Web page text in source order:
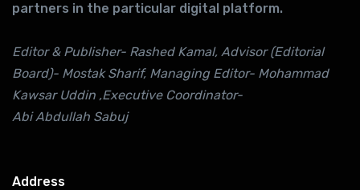
partners in the particular digital platform.
Editor & Publisher- Rashed Kamal, Advisor (Editorial
Board)- Mostak Sharif, Managing Editor- Mohammad
Kawsar Uddin ,Executive Coordinator-
Abi Abdullah Sabuj
Address